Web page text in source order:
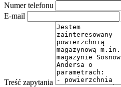
Numer telefonu
E-mail
Treść zapytania